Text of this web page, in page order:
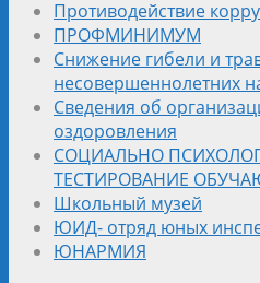
Противодействие
ПРОФМИНИМУМ
Снижение гибели и
несовершеннолетних
Сведения об
оздоровления
СОЦИАЛЬНО
ТЕСТИРОВАНИЕ
Школьный музей
ЮИД- отряд юных
ЮНАРМИЯ